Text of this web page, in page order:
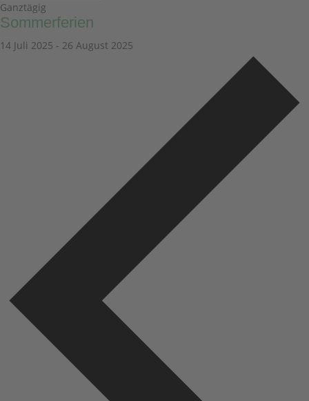
Ganztägig
Sommerferien
14 Juli 2025 - 26 August 2025